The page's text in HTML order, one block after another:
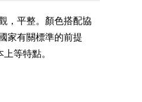
，平整。顏色搭配協
家有關標準的前提
等特點。